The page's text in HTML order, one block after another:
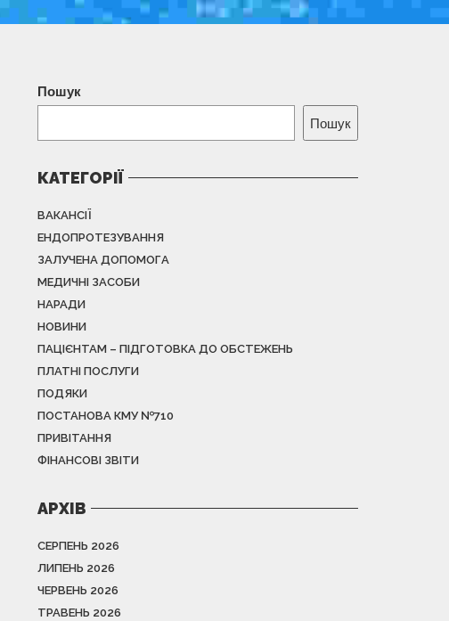
Пошук
Пошук
КАТЕГОРІЇ
ВАКАНСІЇ
ЕНДОПРОТЕЗУВАННЯ
ЗАЛУЧЕНА ДОПОМОГА
МЕДИЧНІ ЗАСОБИ
НАРАДИ
НОВИНИ
ПАЦІЄНТАМ – ПІДГОТОВКА ДО ОБСТЕЖЕНЬ
ПЛАТНІ ПОСЛУГИ
ПОДЯКИ
ПОСТАНОВА КМУ №710
ПРИВІТАННЯ
ФІНАНСОВІ ЗВІТИ
АРХІВ
СЕРПЕНЬ 2026
ЛИПЕНЬ 2026
ЧЕРВЕНЬ 2026
ТРАВЕНЬ 2026